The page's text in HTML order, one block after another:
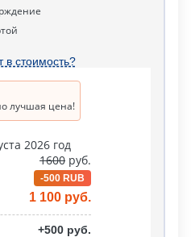
в стоимость?
лучшая цена!
2026 год
1600 руб.
-500 RUB
1 100 руб.
+500 руб.